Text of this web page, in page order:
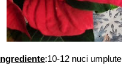
Ingrediente:10-12 nuci umplute